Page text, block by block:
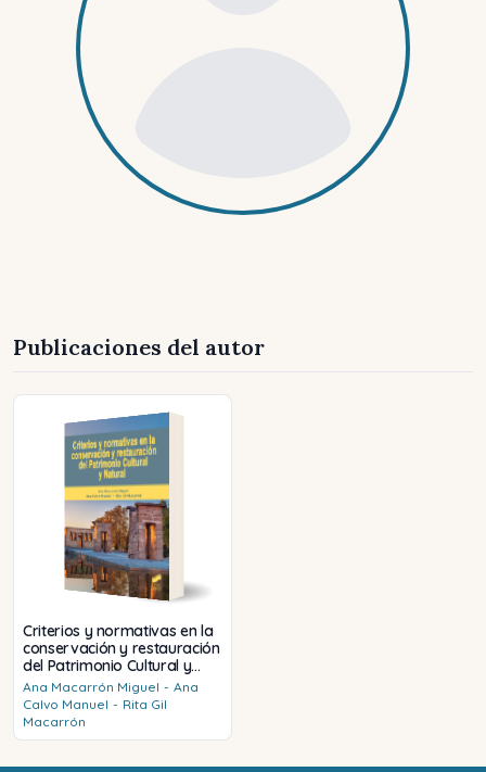
Publicaciones del autor
Criterios y normativas en la
conservación y restauración
del Patrimonio Cultural y
Natural
Ana Macarrón Miguel - Ana
Calvo Manuel - Rita Gil
Macarrón